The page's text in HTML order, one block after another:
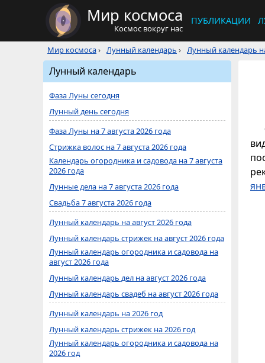
Мир космоса
Космос вокруг нас
ПУБЛИКАЦИИ
Мир космоса› Лунный календарь › Лунный календарь
Лунный календарь
Фаза Луны сегодня
Лунный день сегодня
Фаза Луны на 7 августа 2026 года
Стрижка волос на 7 августа 2026 года
Календарь огородника и садовода на 7 августа
2026 года
Лунные дела на 7 августа 2026 года
Свадьба 7 августа 2026 года
Лунный календарь на август 2026 года
Лунный календарь стрижек на август 2026 года
Лунный календарь огородника и садовода на
август 2026 года
Лунный календарь дел на август 2026 года
Лунный календарь свадеб на август 2026 года
Лунный календарь на 2026 год
Лунный календарь стрижек на 2026 год
Лунный календарь огородника и садовода на
2026 год